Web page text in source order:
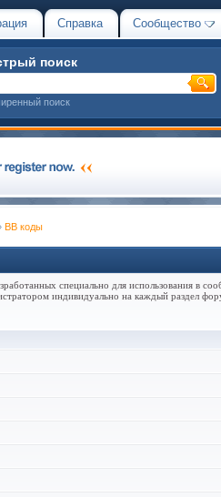
Справка Сообщество
поиск
поиск
BB коды
специально для использования в
индивидуально на каждый раздел